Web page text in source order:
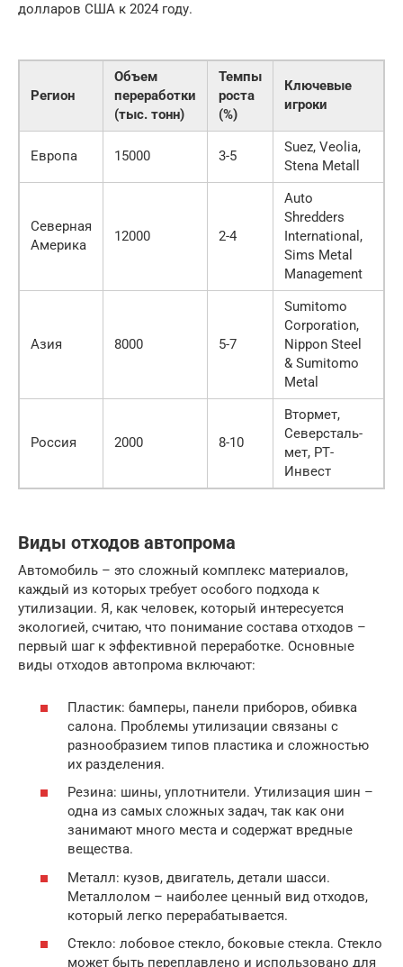
долларов США к 2024 году.
Регион
Объем
переработки
(тыс. тонн)
Темпы
роста
(%)
Ключевые
игроки
Европа 15000 3-5
Suez, Veolia,
Stena Metall
Северная
Америка
12000 2-4
Auto
Shredders
International,
Sims Metal
Management
Азия 8000 5-7
Sumitomo
Corporation,
Nippon Steel
& Sumitomo
Metal
Россия 2000 8-10
Втормет,
Северсталь-
мет, РТ-
Инвест
Виды отходов автопрома
Автомобиль – это сложный комплекс материалов,
каждый из которых требует особого подхода к
утилизации. Я, как человек, который интересуется
экологией, считаю, что понимание состава отходов –
первый шаг к эффективной переработке. Основные
виды отходов автопрома включают:
Пластик: бамперы, панели приборов, обивка
салона. Проблемы утилизации связаны с
разнообразием типов пластика и сложностью
их разделения.
Резина: шины, уплотнители. Утилизация шин –
одна из самых сложных задач, так как они
занимают много места и содержат вредные
вещества.
Металл: кузов, двигатель, детали шасси.
Металлолом – наиболее ценный вид отходов,
который легко перерабатывается.
Стекло: лобовое стекло, боковые стекла. Стекло
может быть переплавлено и использовано для